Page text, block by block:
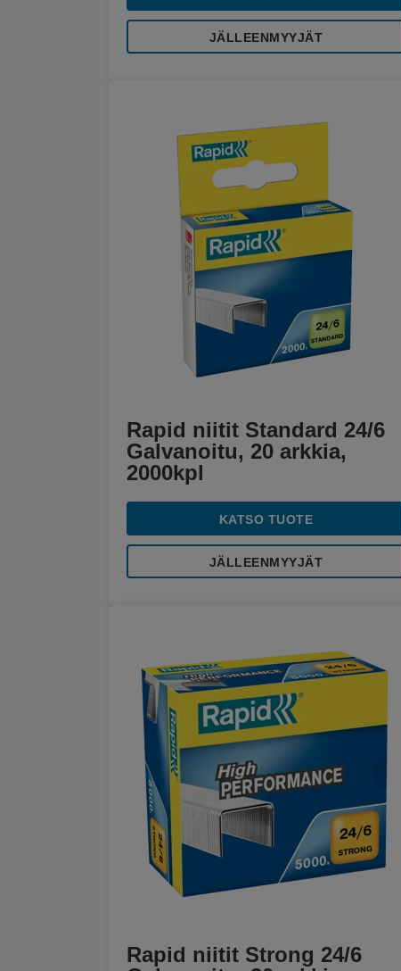
JÄLLEENMYYJÄT
Rapid niitit Standard 24/6
Galvanoitu, 20 arkkia,
2000kpl
KATSO TUOTE
JÄLLEENMYYJÄT
Rapid niitit Strong 24/6